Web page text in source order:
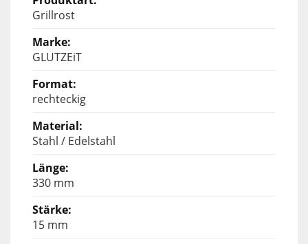
Grillrost
GLUTZEiT
rechteckig
Stahl / Edelstahl
330 mm
15 mm